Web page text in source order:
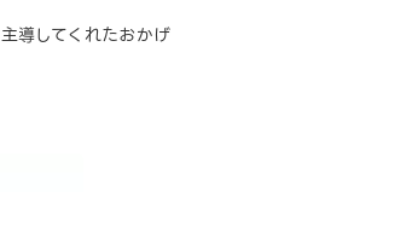
導してくれたおかげ